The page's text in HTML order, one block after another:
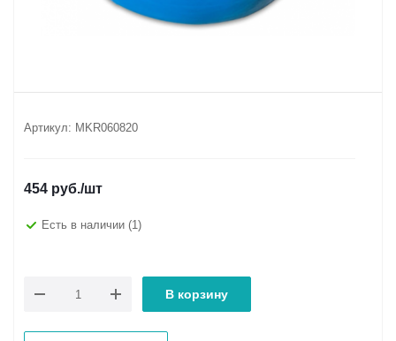
Артикул: MKR060820
454 руб./шт
Есть в наличии (1)
В корзину